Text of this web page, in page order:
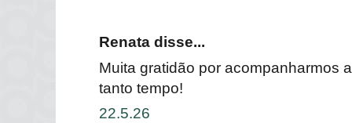
Renata disse...
Muita gratidão por acompanharmos
tanto tempo!
22.5.26